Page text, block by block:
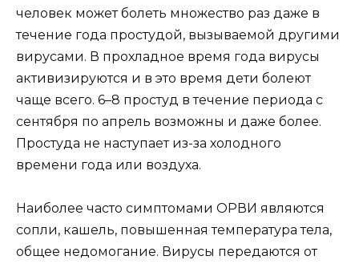
человек может болеть множество раз даже в
течение года простудой, вызываемой другими
вирусами. В прохладное время года вирусы
активизируются и в это время дети болеют
чаще всего. 6–8 простуд в течение периода с
сентября по апрель возможны и даже более.
Простуда не наступает из-за холодного
времени года или воздуха.
Наиболее часто симптомами ОРВИ являются
сопли, кашель, повышенная температура тела,
общее недомогание. Вирусы передаются от